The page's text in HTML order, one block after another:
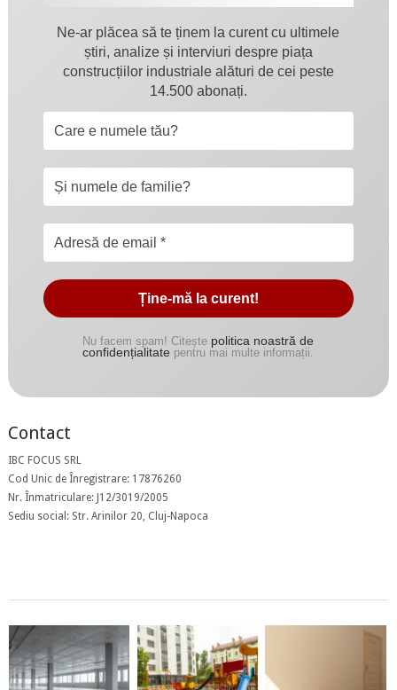
Ne-ar plăcea să te ținem la curent cu ultimele
știri, analize și interviuri despre piața
construcțiilor industriale alături de cei peste
14.500 abonați.
Nu facem spam! Citește politica noastră de
confidențialitate pentru mai multe informații.
Contact
IBC FOCUS SRL
Cod Unic de Înregistrare: 17876260
Nr. Înmatriculare: J12/3019/2005
Sediu social: Str. Arinilor 20, Cluj-Napoca